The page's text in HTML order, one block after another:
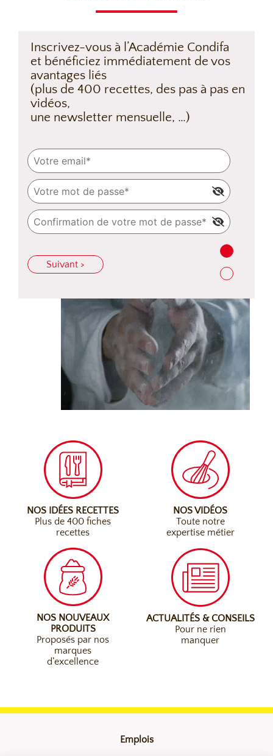
Inscrivez-vous à l’Académie Condifa
et bénéficiez immédiatement de vos
avantages liés
(plus de 400 recettes, des pas à pas en
vidéos,
une newsletter mensuelle, …)
Suivant >
NOS IDÉES RECETTES
Plus de 400 fiches
recettes
NOS VIDÉOS
Toute notre
expertise métier
NOS NOUVEAUX
PRODUITS
Proposés par nos
marques
d’excellence
ACTUALITÉS & CONSEILS
Pour ne rien
manquer
Emplois